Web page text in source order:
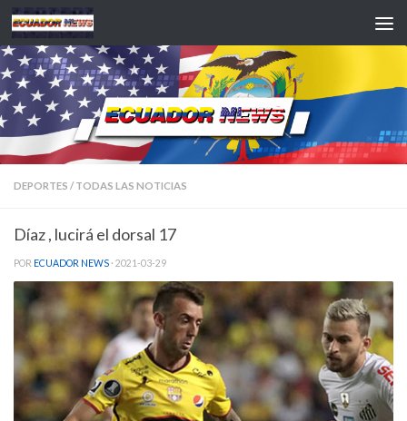
Saltar al contenido
DEPORTES / TODAS LAS NOTICIAS
Díaz , lucirá el dorsal 17
POR ECUADOR NEWS · 2021-03-29